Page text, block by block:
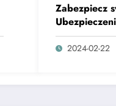
Zabezpiecz
Konieczne?
2024-02-22